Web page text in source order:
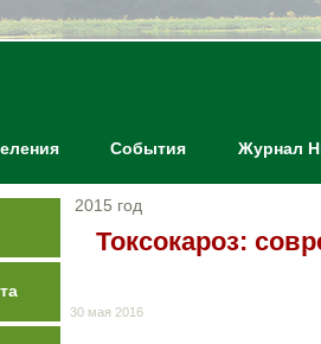
События Журнал
2015 год
Токсокароз:
30 мая 2016